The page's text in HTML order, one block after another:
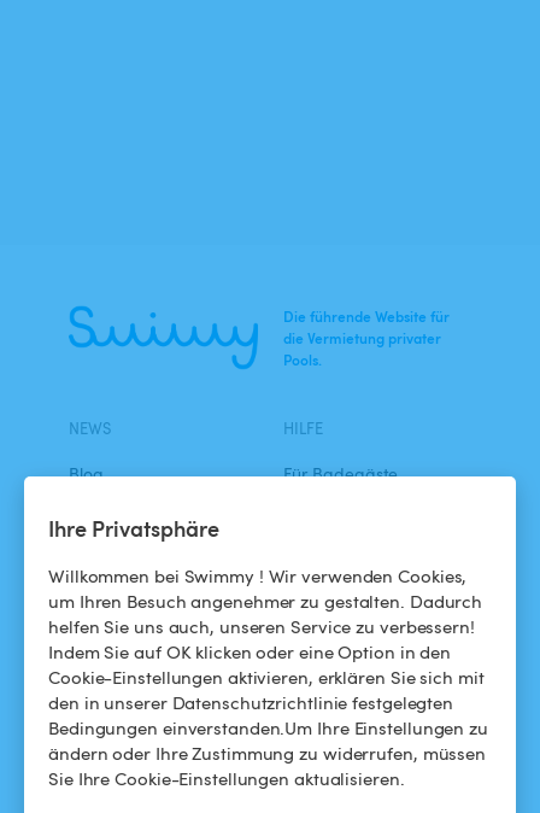
Ihre Privatsphäre
Willkommen bei Swimmy ! Wir verwenden Cookies,
um Ihren Besuch angenehmer zu gestalten. Dadurch
helfen Sie uns auch, unseren Service zu verbessern!
Indem Sie auf OK klicken oder eine Option in den
Cookie-Einstellungen aktivieren, erklären Sie sich mit
den in unserer Datenschutzrichtlinie festgelegten
Bedingungen einverstanden.Um Ihre Einstellungen zu
ändern oder Ihre Zustimmung zu widerrufen, müssen
Sie Ihre Cookie-Einstellungen aktualisieren.
Die führende Website für
die Vermietung privater
Pools.
NEWS
Blog
Swimmy in den Medien
Das Swimmy-Abenteuer
HILFE
Für Badegäste
Meinen Pool vermieten
So funktioniert's
HILFE
Helpdesk
Allgemeine
FOLGEN SIE UNS
Facebook
Instagram